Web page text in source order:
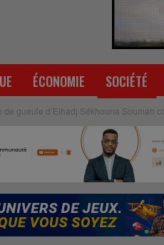
ÉCONOMIE SOCIÉTÉ
de gueule d’Elhadj Sékhouna Soumah